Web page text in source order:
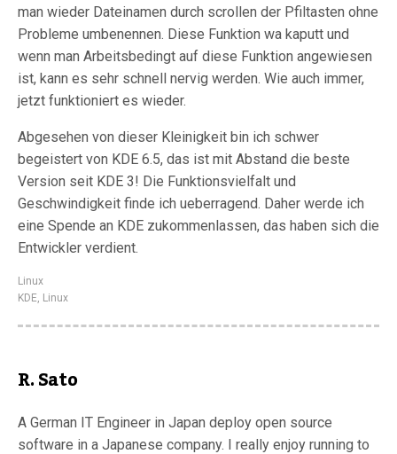
man wieder Dateinamen durch scrollen der Pfiltasten ohne
Probleme umbenennen. Diese Funktion wa kaputt und
wenn man Arbeitsbedingt auf diese Funktion angewiesen
ist, kann es sehr schnell nervig werden. Wie auch immer,
jetzt funktioniert es wieder.
Abgesehen von dieser Kleinigkeit bin ich schwer
begeistert von KDE 6.5, das ist mit Abstand die beste
Version seit KDE 3! Die Funktionsvielfalt und
Geschwindigkeit finde ich ueberragend. Daher werde ich
eine Spende an KDE zukommenlassen, das haben sich die
Entwickler verdient.
Linux
KDE Linux
R. Sato
A German IT Engineer in Japan deploy open source
software in a Japanese company. I really enjoy running to